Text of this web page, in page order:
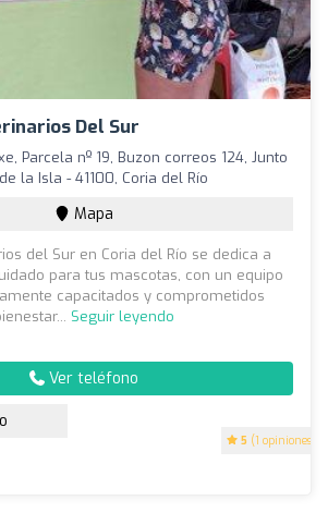
Del Sur
5 (1 opiniones)
Parcela nº 19, Buzon correos 124, Junto
la Isla - 41100, Coria del Río
Mapa
del Sur en Coria del Río se dedica a
para tus mascotas, con un equipo
capacitados y comprometidos
Seguir leyendo
Ver teléfono